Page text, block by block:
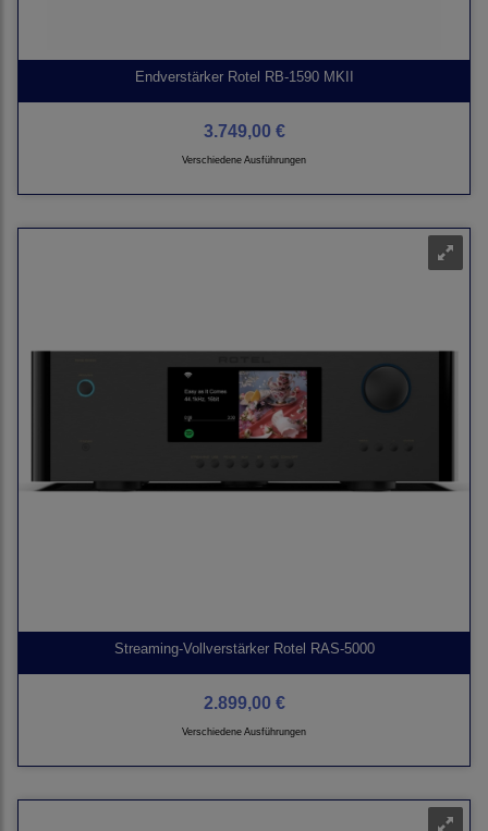
Endverstärker Rotel RB-1590 MKII
3.749,00 €
Verschiedene Ausführungen
Streaming-Vollverstärker Rotel RAS-5000
2.899,00 €
Verschiedene Ausführungen